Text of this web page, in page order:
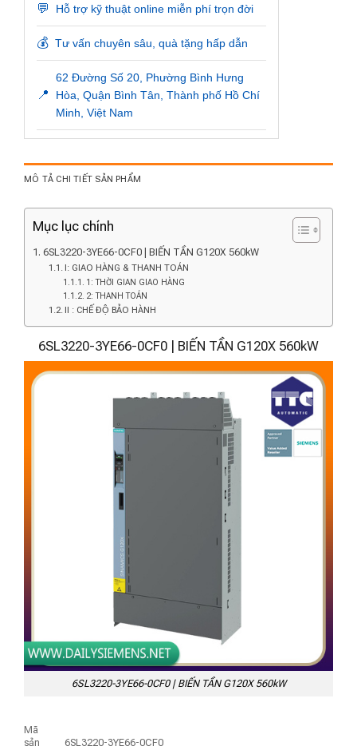
💬 Hỗ trợ kỹ thuật online miễn phí trọn đời
💰 Tư vấn chuyên sâu, quà tặng hấp dẫn
📍
62 Đường Số 20, Phường Bình Hưng
Hòa, Quận Bình Tân, Thành phố Hồ Chí
Minh, Việt Nam
MÔ TẢ CHI TIẾT SẢN PHẨM
Mục lục chính
6SL3220-3YE66-0CF0 | BIẾN TẦN G120X 560kW
I: GIAO HÀNG & THANH TOÁN
1: THỜI GIAN GIAO HÀNG
2: THANH TOÁN
II : CHẾ ĐỘ BẢO HÀNH
6SL3220-3YE66-0CF0 | BIẾN TẦN G120X 560kW
6SL3220-3YE66-0CF0 | BIẾN TẦN G120X 560kW
Mã
sản
6SL3220-3YE66-0CF0